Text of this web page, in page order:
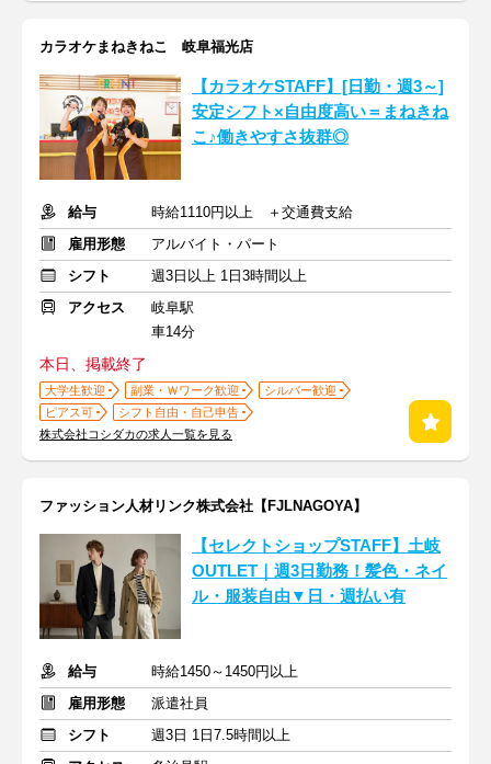
カラオケまねきねこ 岐阜福光店
【カラオケSTAFF】[日勤・週3～]
安定シフト×自由度高い＝まねきね
こ♪働きやすさ抜群◎
給与
時給1110円以上 ＋交通費支給
雇用形態
アルバイト・パート
シフト
週3日以上 1日3時間以上
アクセス
岐阜駅
車14分
本日、掲載終了
大学生歓迎 副業・Ｗワーク歓迎
シルバー歓迎
ピアス可
シフト自由・自己申告
株式会社コシダカの求人一覧を見る
ファッション人材リンク株式会社【FJLNAGOYA】
【セレクトショップSTAFF】土岐
OUTLET｜週3日勤務！髪色・ネイ
ル・服装自由▼日・週払い有
給与
時給1450～1450円以上
雇用形態
派遣社員
シフト
週3日 1日7.5時間以上